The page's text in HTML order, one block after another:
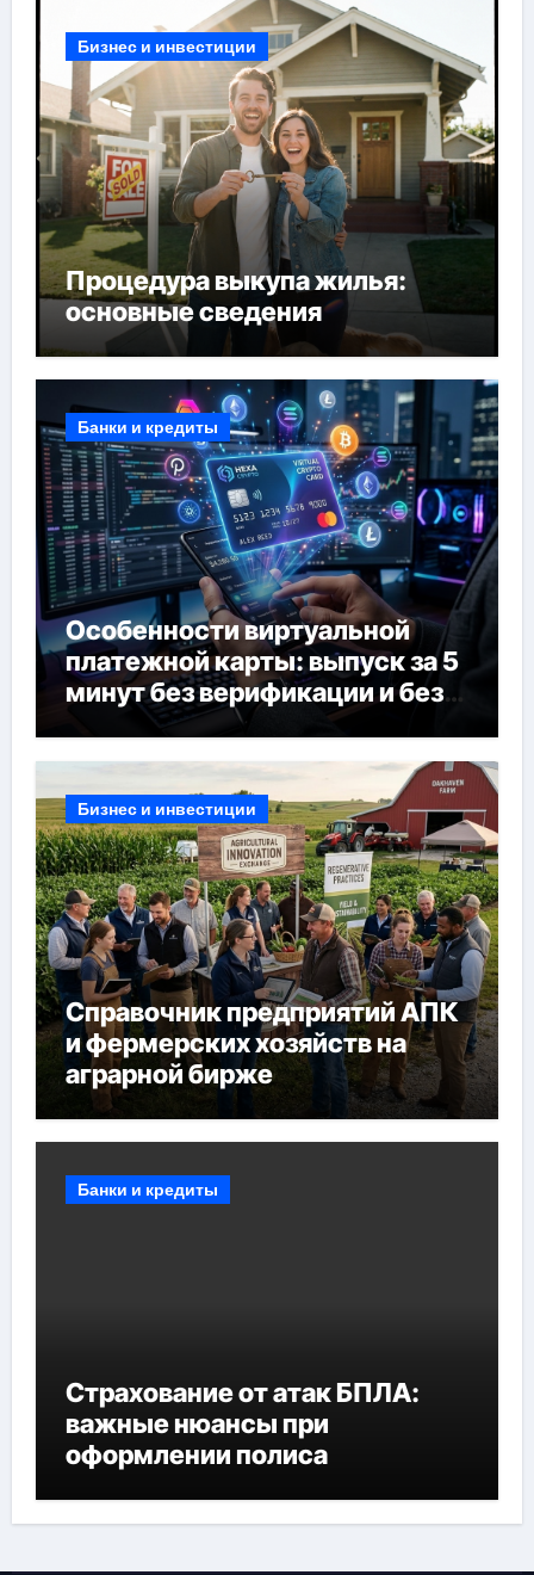
Бизнес и инвестиции
Процедура выкупа жилья:
основные сведения
Банки и кредиты
Особенности виртуальной
платежной карты: выпуск за 5
минут без верификации и без
банков, пополнение в USDT
Бизнес и инвестиции
Справочник предприятий АПК
и фермерских хозяйств на
аграрной бирже
Банки и кредиты
Страхование от атак БПЛА:
важные нюансы при
оформлении полиса